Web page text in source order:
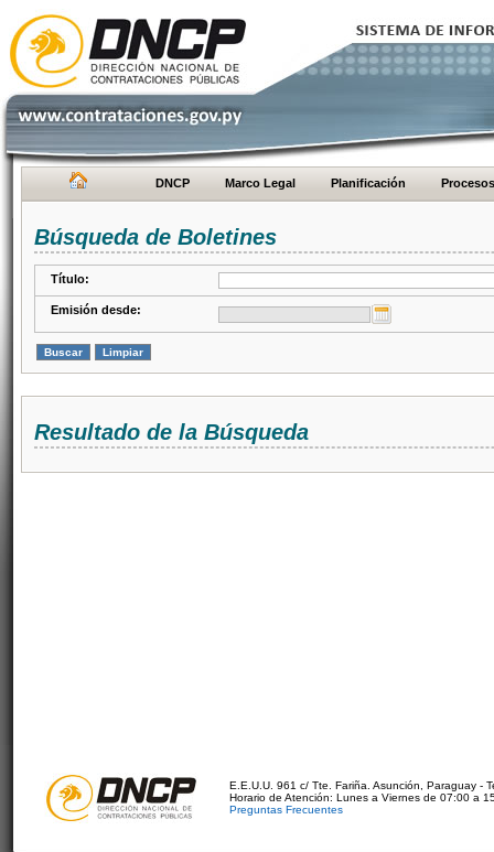
DNCP Marco Legal Planificación Procesos
Búsqueda de Boletines
Título:
Emisión desde:
Resultado de la Búsqueda
E.E.U.U. 961 c/ Tte. Fariña. Asunción, Paraguay -
Horario de Atención: Lunes a Viernes de 07:00 a
Preguntas Frecuentes